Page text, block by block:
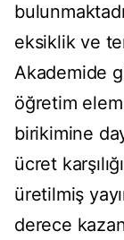
eksiklik ve
Akademide
öğretim
birikimine
ücret
üretilmiş
derece